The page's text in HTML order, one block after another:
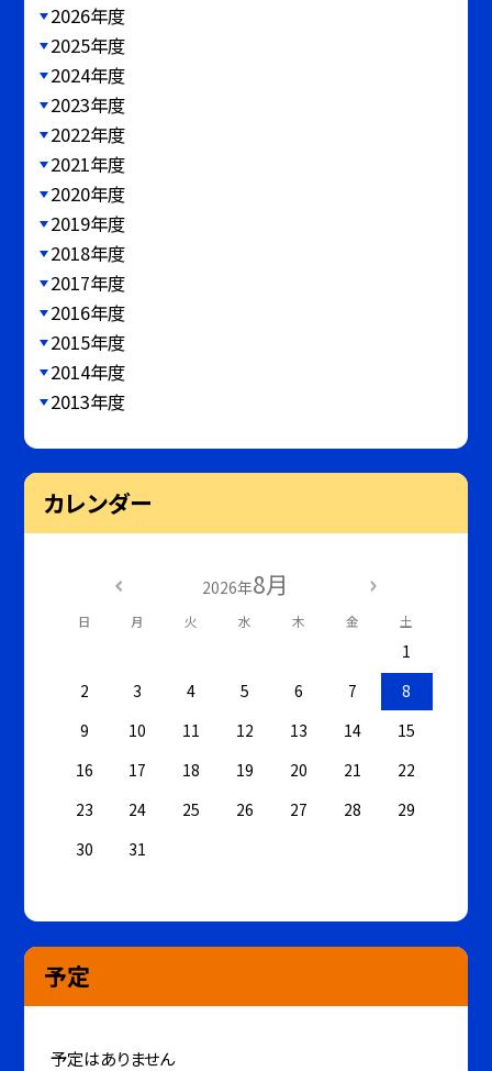
2026年度
2025年度
2024年度
2023年度
2022年度
2021年度
2020年度
2019年度
2018年度
2017年度
2016年度
2015年度
2014年度
2013年度
カレンダー
2026年8月
日 月 火 水 木 金 土
1
2
3 4 5 6 7
8
9
10 11 12 13 14
15
16
17 18 19 20 21
22
23
24 25 26 27 28
29
30
31
予定
予定はありません